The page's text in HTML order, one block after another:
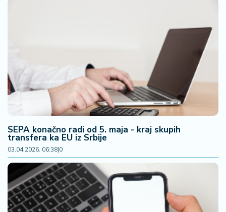
SEPA konačno radi od 5. maja - kraj skupih
transfera ka EU iz Srbije
03.04.2026. 06:38|0